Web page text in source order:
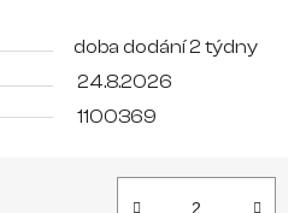
doba dodání 2 týdny
24.8.2026
1100369